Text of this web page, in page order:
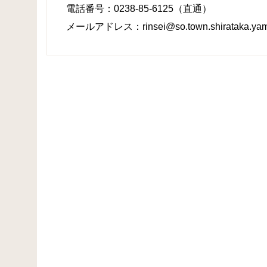
電話番号：0238-85-6125（直通）
メールアドレス：